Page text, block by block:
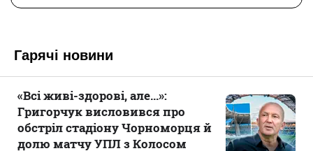
Гарячі новини
«Всі живі-здорові, але...»:
Григорчук висловився про
обстріл стадіону Чорноморця й
долю матчу УПЛ з Колосом